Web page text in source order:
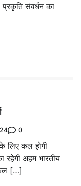
संवर्धन का
0
लिए कल होगी
रहेगी अहम भारतीय
कल […]